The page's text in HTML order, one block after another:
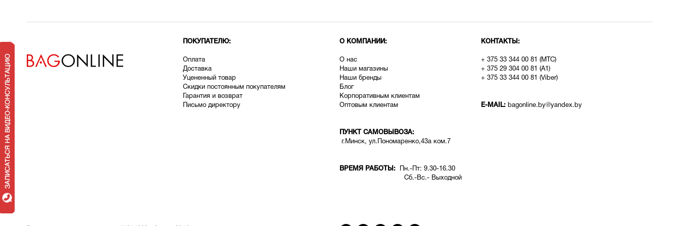
ПОКУПАТЕЛЮ:
Оплата
Доставка
Уцененный товар
Скидки постоянным покупателям
Гарантия и возврат
Письмо директору
О КОМПАНИИ:
О нас
Наши магазины
Наши бренды
Блог
Корпоративным клиентам
Оптовым клиентам
ПУНКТ САМОВЫВОЗА:
г.Минск, ул.Пономаренко,43а ком.7
ВРЕМЯ РАБОТЫ: Пн.-Пт: 9.30-16.30
Сб.-Вс.- Выходной
КОНТАКТЫ:
+ 375 33 344 00 81 (МТС)
+ 375 29 304 00 81 (A1)
+ 375 33 344 00 81 (Viber)
E-MAIL: bagonline.by@yandex.by